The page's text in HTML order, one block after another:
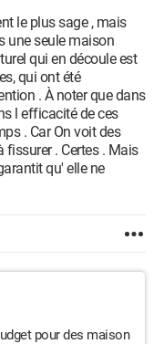
le plus sage , mais
une seule maison
qui en découle est
qui ont été
. À noter que dans
l efficacité de ces
. Car On voit des
. Certes . Mais
qu' elle ne
pour des maison